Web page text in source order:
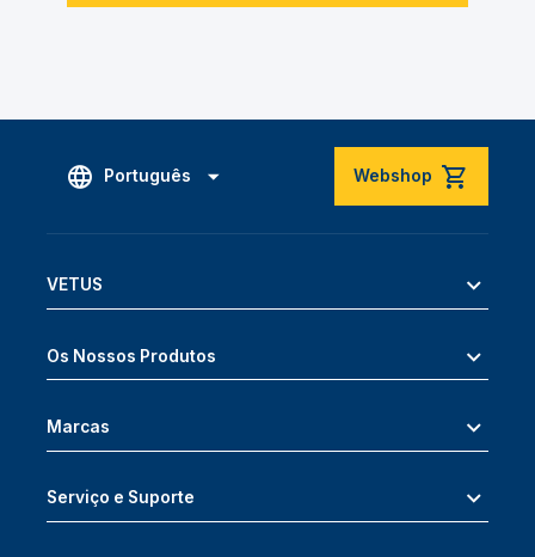
Português Webshop
VETUS
Os Nossos Produtos
Marcas
Serviço e Suporte